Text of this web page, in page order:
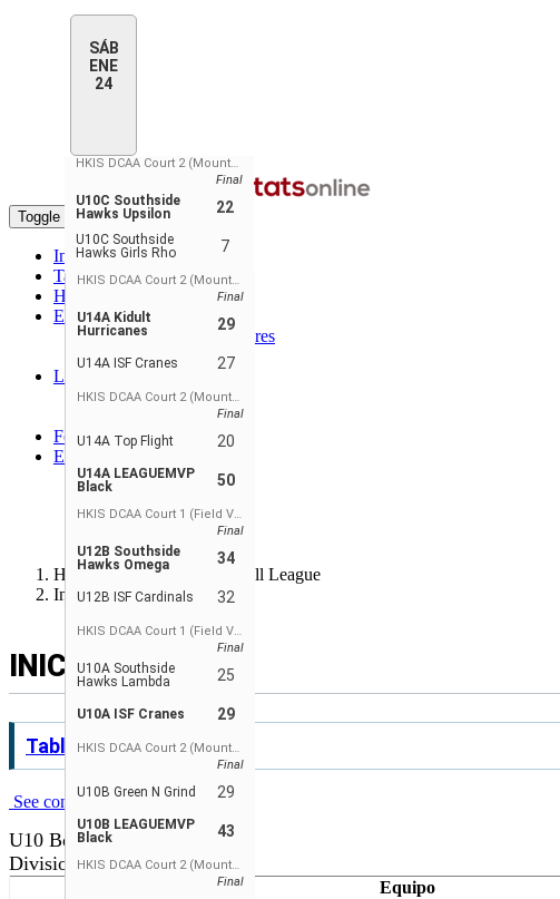
SÁB
ENE
24
HKIS DCAA Court 2 (Mountain View)
Final
U10C Southside
Hawks Upsilon
22
U10C Southside
Hawks Girls Rho
7
HKIS DCAA Court 2 (Mountain View)
Final
U14A Kidult
Hurricanes
29
U14A ISF Cranes 27
HKIS DCAA Court 2 (Mountain View)
Final
U14A Top Flight 20
U14A LEAGUEMVP
Black
50
HKIS DCAA Court 1 (Field View)
Final
U12B Southside
Hawks Omega
34
U12B ISF Cardinals 32
HKIS DCAA Court 1 (Field View)
Final
U10A Southside
Hawks Lambda
25
U10A ISF Cranes 29
HKIS DCAA Court 2 (Mountain View)
Final
U10B Green N Grind 29
U10B LEAGUEMVP
Black
43
HKIS DCAA Court 2 (Mountain View)
Final
Toggle navigation
Inicio
Tabla de Posiciones
Horario y Marcadores
Estadísticas
Estadísticas de Jugadores
Player Stats - Teams
Líderes
Jugadores Líderes
Líderes de Equipo
Foro
ES
ENGLISH
FRANÇAIS
РУССКИЙ
Hong Kong Junior Basketball League
Inicio
INICIO
Tabla de Posiciones
See complete standings
U10 Boys
Division 1
Equipo